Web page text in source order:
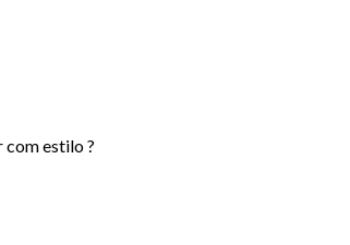
estilo ?